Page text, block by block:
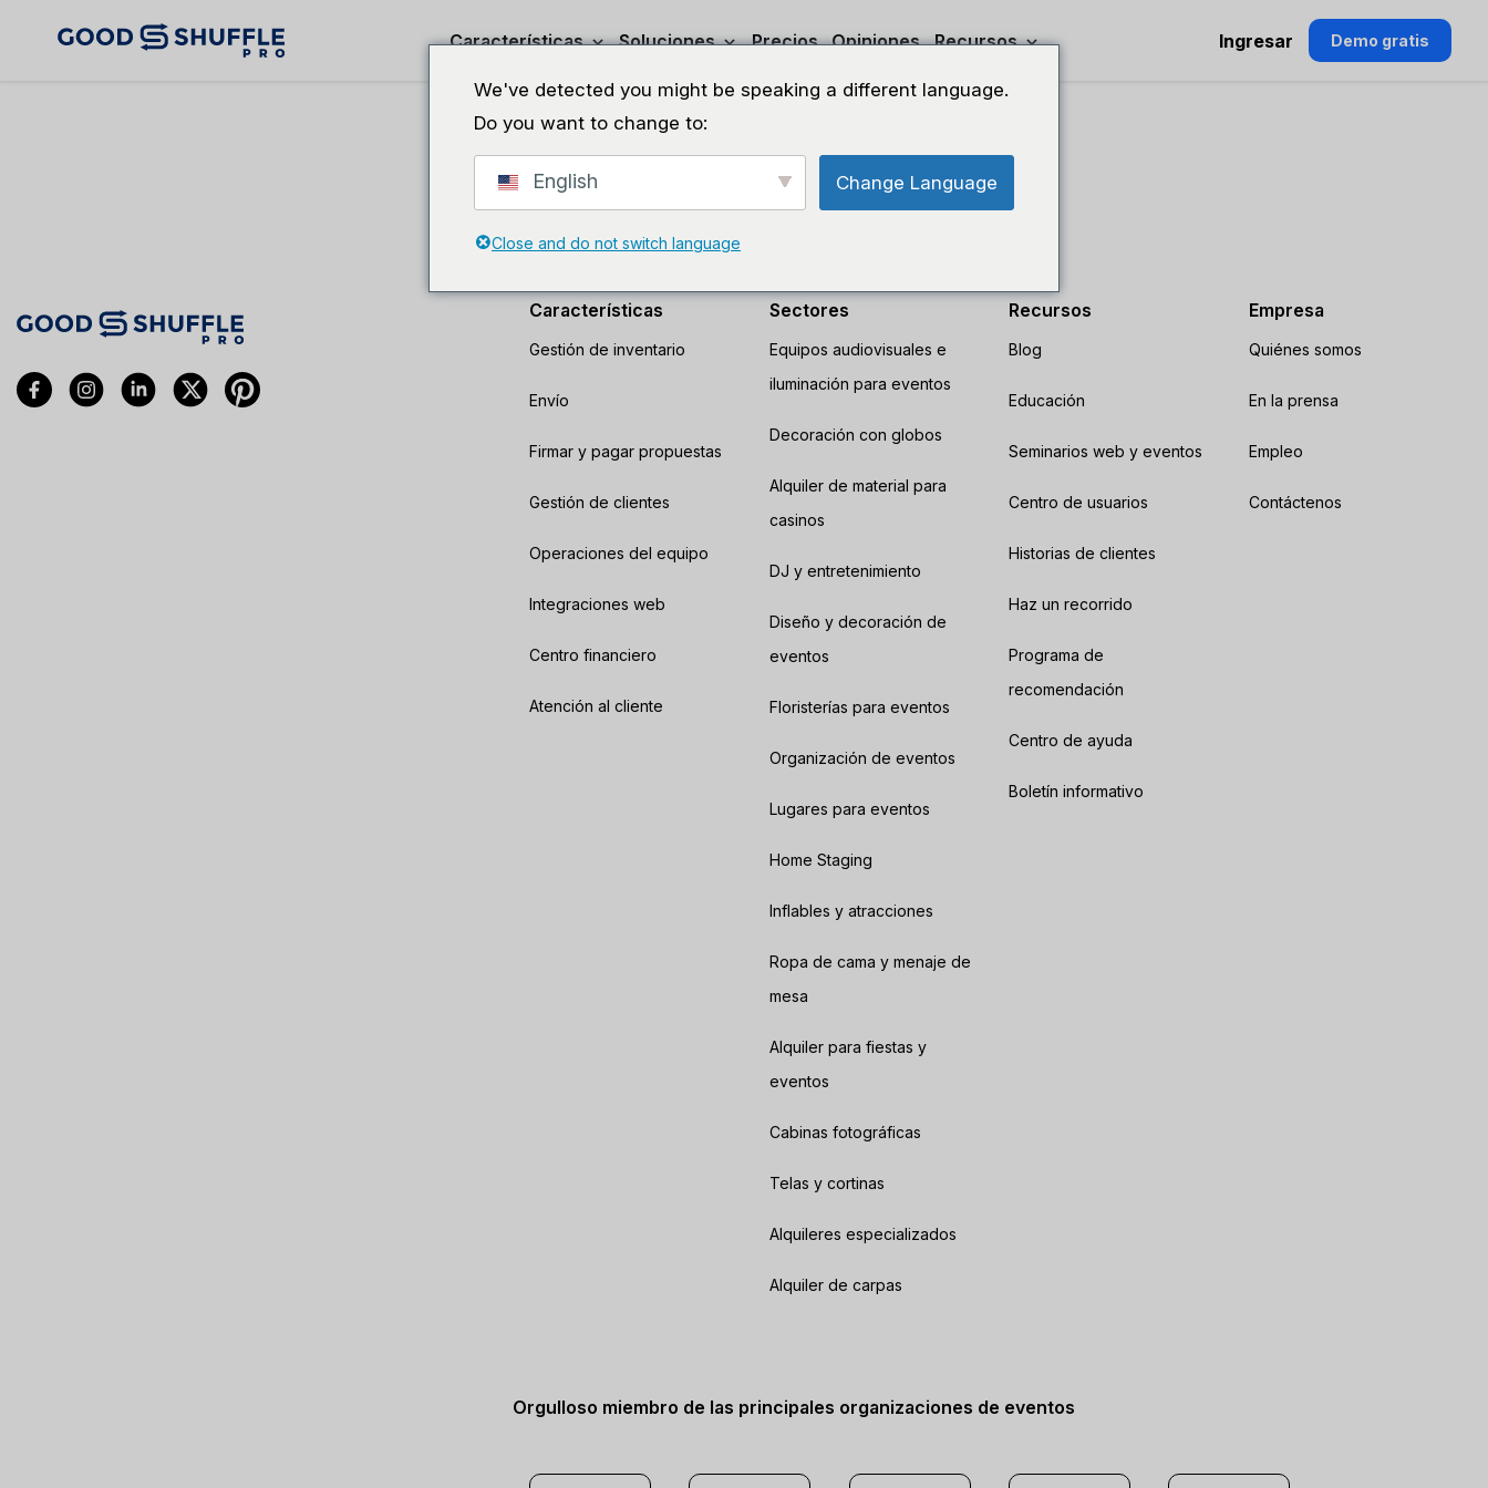
Características Soluciones Precios Opiniones Recursos Ingresar Demo gratis
Página de destino
Características
Gestión de inventario
Envío
Firmar y pagar propuestas
Gestión de clientes
Operaciones del equipo
Integraciones web
Centro financiero
Atención al cliente
Sectores
Equipos audiovisuales e
iluminación para eventos
Decoración con globos
Alquiler de material para
casinos
DJ y entretenimiento
Diseño y decoración de
eventos
Floristerías para eventos
Organización de eventos
Lugares para eventos
Home Staging
Inflables y atracciones
Ropa de cama y menaje de
mesa
Alquiler para fiestas y
eventos
Cabinas fotográficas
Telas y cortinas
Alquileres especializados
Alquiler de carpas
Recursos
Blog
Educación
Seminarios web y eventos
Centro de usuarios
Historias de clientes
Haz un recorrido
Programa de
recomendación
Centro de ayuda
Boletín informativo
Empresa
Quiénes somos
En la prensa
Empleo
Contáctenos
Orgulloso miembro de las principales organizaciones de eventos
We've detected you might be speaking a different language.
Do you want to change to:
English Change Language
Close and do not switch language